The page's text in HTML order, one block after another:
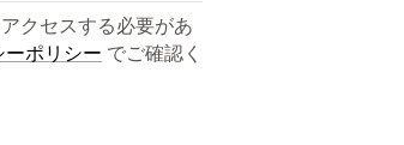
クセスする必要があ
ーポリシー でご確認く